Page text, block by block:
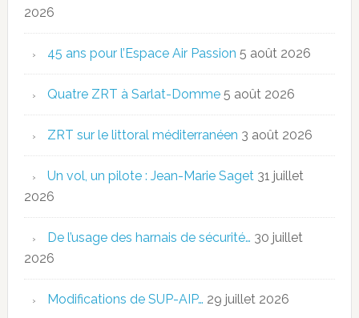
2026
45 ans pour l’Espace Air Passion 5 août 2026
Quatre ZRT à Sarlat-Domme 5 août 2026
ZRT sur le littoral méditerranéen 3 août 2026
Un vol, un pilote : Jean-Marie Saget 31 juillet
2026
De l’usage des harnais de sécurité… 30 juillet
2026
Modifications de SUP-AIP… 29 juillet 2026